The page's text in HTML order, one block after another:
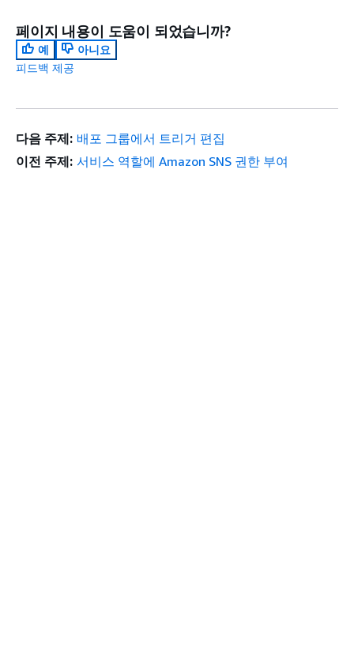
페이지 내용이 도움이 되었습니까?
예
아니요
피드백 제공
다음 주제: 배포 그룹에서 트리거 편집
이전 주제: 서비스 역할에 Amazon SNS 권한 부여